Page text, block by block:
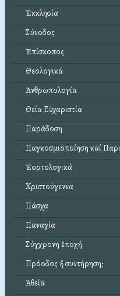
Ἐκκλησία
Σύνοδος
Ἐπίσκοπος
Θεολογικά
Ἀνθρωπολογία
Θεία Εὐχαριστία
Παράδοση
Παγκοσμιοποίηση καί
Ἑορτολογικά
Χριστούγεννα
Πάσχα
Παναγία
Σύγχρονη ἐποχή
Πρόοδος ἤ συντήρηση;
Ἀθεΐα